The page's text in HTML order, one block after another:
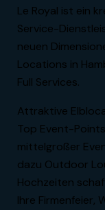
Le Royal ist ein
Service-
neuen
Locations in
Full Services.
Attraktive
Top Event-
mittelgroßer
dazu Outdoor
Hochzeiten
Ihre Firmenfeier,